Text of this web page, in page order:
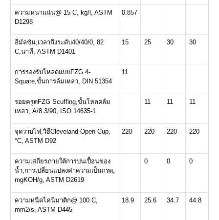
ความหนาแน่น@ 15 C, kg/l, ASTM
D1298
0.857
อีมัลชัน, เวลาถึงระดับ40/40/0, 82
C, นาที , ASTM D1401
15 25 30 30
การรองรับโหลดแบบFZG 4-
Square, ขั้นการล้มเหลว, DIN 51354
11
รอยครูดFZG Scuffing, ขั้นโหลดล้ม
เหลว, A/8.3/90, ISO 14635-1
11 11 11
จุดวาบไฟ วิธีCleveland Open Cup,
°C, ASTM D92
220 220 220 220
ความเสถียรภายใต้การปนเปื้อนของ
น้ำ การเปลี่ยนแปลงค่าความเป็นกรด,
mgKOH/g, ASTM D2619
0 0 0
ความหนืดไคนีมาติก@ 100 C,
mm2/s, ASTM D445
18.9 25.6 34.7 44.8